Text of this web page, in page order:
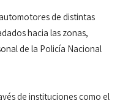
de distintas
hacia las zonas,
de la Policía Nacional
de instituciones como el